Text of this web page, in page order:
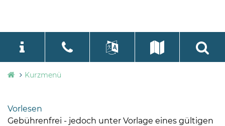
Stadtverwaltung
Bramstedt
Bleeck 15-
language
Kurzmenü
Vorlesen
Gebührenfrei - jedoch unter Vorlage eines gültigen